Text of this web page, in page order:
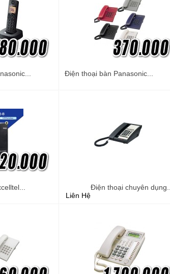
Điện thoại bàn Panasonic...
Liên Hệ
Điện thoại chuyên dụng...